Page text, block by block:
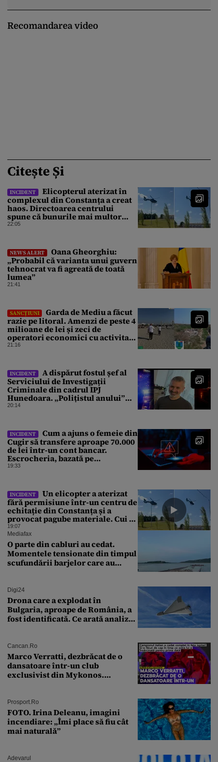
Recomandarea video
Citește Și
INCIDENT
Elicopterul aterizat în
complexul din Constanța a creat
haos. Directoarea centrului
spune că bunurile mai multor
clienți ar fi dispărut
22:05
NEWS ALERT
Oana Gheorghiu:
„Probabil că varianta unui guvern
tehnocrat va fi agreată de toată
lumea”
21:41
SANCȚIUNI
Garda de Mediu a făcut
razie pe litoral. Amenzi de peste 4
milioane de lei și zeci de
operatori economici cu activitate
suspendată
21:16
INCIDENT
A dispărut fostul șef al
Serviciului de Investigații
Criminale din cadrul IPJ
Hunedoara. „Polițistul anului”
este de negăsit de 2 zile
20:14
INCIDENT
Cum a ajuns o femeie din
Cugir să transfere aproape 70.000
de lei într-un cont bancar.
Escrocheria, bazată pe
Inteligența Artificială
19:33
INCIDENT
Un elicopter a aterizat
fără permisiune într-un centru de
echitație din Constanța și a
provocat pagube materiale. Cui ar
aparține aparatul de zbor
19:07
Mediafax
O parte din cabluri au cedat.
Momentele tensionate din timpul
scufundării barjelor care au
Digi24
Drona care a explodat în
Bulgaria, aproape de România, a
fost identificată. Ce arată analiza
Cancan.ro
Marco Verratti, dezbrăcat de o
dansatoare într-un club
exclusivist din Mykonos.
Prosport.ro
FOTO. Irina Deleanu, imagini
incendiare: „Îmi place să fiu cât
mai naturală”
Adevarul